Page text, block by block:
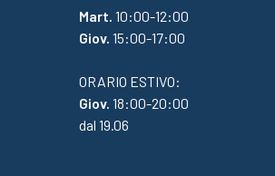
Mart. 10:00-12:00
Giov. 15:00-17:00
ORARIO ESTIVO:
Giov. 18:00-20:00
dal 19.06